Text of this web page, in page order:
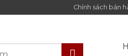
Chính sách bán